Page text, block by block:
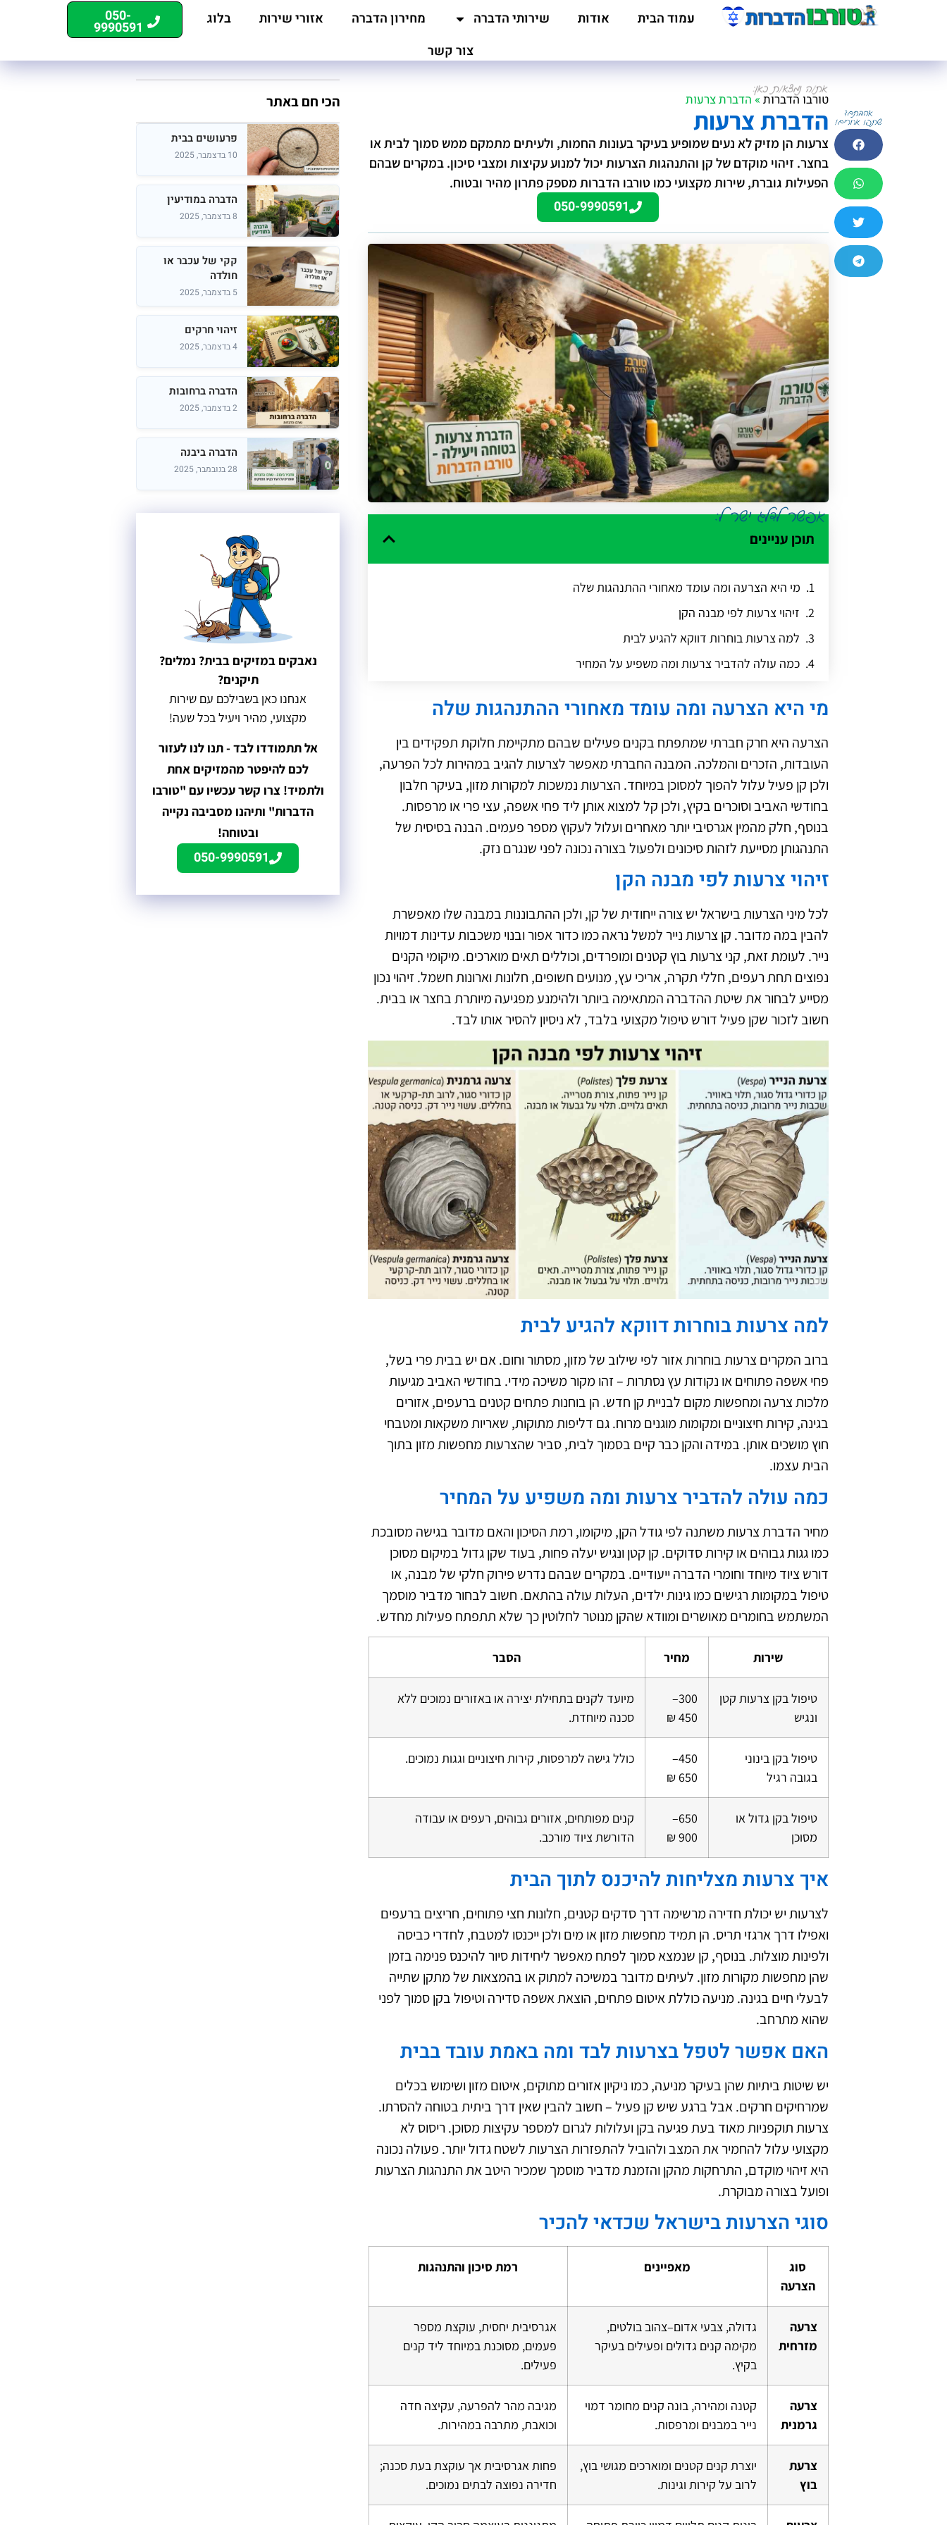
עמוד הבית אודות שירותי הדברה מחירון הדברה אזורי שירות
בלוג
צור קשר
050-
9990591
טורבו הדברות »הדברת צרעות
הדברת צרעות
צרעות הן מזיק לא נעים שמופיע בעיקר בעונות החמות, ולעיתים מתמקם ממש סמוך לבית או
בחצר. זיהוי מוקדם של קן והתנהגות הצרעות יכול למנוע עקיצות ומצבי סיכון. במקרים שבהם
הפעילות גוברת, שירות מקצועי כמו טורבו הדברות מספק פתרון מהיר ובטוח.
050-9990591
תוכן עניינים
מי היא הצרעה ומה עומד מאחורי ההתנהגות שלה
זיהוי צרעות לפי מבנה הקן
למה צרעות בוחרות דווקא להגיע לבית
כמה עולה להדביר צרעות ומה משפיע על המחיר
האם אפשר לטפל בצרעות לבד ומה באמת עובד בבית
סוגי הצרעות בישראל שכדאי להכיר
מי היא הצרעה ומה עומד מאחורי ההתנהגות שלה
הצרעה היא חרק חברתי שמתפתח בקנים פעילים שבהם מתקיימת חלוקת תפקידים בין
העובדות, הזכרים והמלכה. המבנה החברתי מאפשר לצרעות להגיב במהירות לכל הפרעה,
ולכן קן פעיל עלול להפוך למסוכן במיוחד. הצרעות נמשכות למקורות מזון, בעיקר חלבון
בחודשי האביב וסוכרים בקיץ, ולכן קל למצוא אותן ליד פחי אשפה, עצי פרי או מרפסות.
בנוסף, חלק מהמין אגרסיבי יותר מאחרים ועלול לעקוץ מספר פעמים. הבנה בסיסית של
התנהגותן מסייעת לזהות סיכונים ולפעול בצורה נכונה לפני שנגרם נזק.
זיהוי צרעות לפי מבנה הקן
לכל מיני הצרעות בישראל יש צורה ייחודית של קן, ולכן ההתבוננות במבנה שלו מאפשרת
להבין במה מדובר. קן צרעות נייר למשל נראה כמו כדור אפור ובנוי משכבות עדינות דמויות
נייר. לעומת זאת, קני צרעות בוץ קטנים ומופרדים, וכוללים תאים מוארכים. מיקומי הקנים
נפוצים תחת רעפים, חללי תקרה, אריכי עץ, מנועים חשופים, חלונות וארונות חשמל. זיהוי נכון
מסייע לבחור את שיטת ההדברה המתאימה ביותר ולהימנע מפגיעה מיותרת בחצר או בבית.
חשוב לזכור שקן פעיל דורש טיפול מקצועי בלבד, לא ניסיון להסיר אותו לבד.
למה צרעות בוחרות דווקא להגיע לבית
ברוב המקרים צרעות בוחרות אזור לפי שילוב של מזון, מסתור וחום. אם יש בבית פרי בשל,
פחי אשפה פתוחים או נקודות עץ נסתרות – זהו מקור משיכה מידי. בחודשי האביב מגיעות
מלכות צרעה ומחפשות מקום לבניית קן חדש. הן בוחנות פתחים קטנים ברעפים, אזורים
בגינה, קירות חיצוניים ומקומות מוגנים מרוח. גם דליפות מתוקות, שאריות משקאות ומטבחי
חוץ מושכים אותן. במידה והקן כבר קיים בסמוך לבית, סביר שהצרעות מחפשות מזון בתוך
הבית עצמו.
כמה עולה להדביר צרעות ומה משפיע על המחיר
מחיר הדברת צרעות משתנה לפי גודל הקן, מיקומו, רמת הסיכון והאם מדובר בגישה מסובכת
כמו גגות גבוהים או קירות סדוקים. קן קטן ונגיש יעלה פחות, בעוד שקן גדול במיקום מסוכן
דורש ציוד מיוחד וחומרי הדברה ייעודיים. במקרים שבהם נדרש פירוק חלקי של מבנה, או
טיפול במקומות רגישים כמו גינות ילדים, העלות עולה בהתאם. חשוב לבחור מדביר מוסמך
המשתמש בחומרים מאושרים ומוודא שהקן מנוטר לחלוטין כך שלא תתפתח פעילות מחדש.
שירות מחיר הסבר
טיפול בקן צרעות קטן
ונגיש
300–
450 ₪
מיועד לקנים בתחילת יצירה או באזורים נמוכים ללא
סכנה מיוחדת.
טיפול בקן בינוני
בגובה רגיל
450–
650 ₪
כולל גישה למרפסות, קירות חיצוניים וגגות נמוכים.
טיפול בקן גדול או
מסוכן
650–
900 ₪
קנים מפותחים, אזורים גבוהים, רעפים או עבודה
הדורשת ציוד מורכב.
איך צרעות מצליחות להיכנס לתוך הבית
לצרעות יש יכולת חדירה מרשימה דרך סדקים קטנים, חלונות חצי פתוחים, חריצים ברעפים
ואפילו דרך ארגזי תריס. הן תמיד מחפשות מזון או מים ולכן ייכנסו למטבח, לחדרי כביסה
ולפינות מוצלות. בנוסף, קן שנמצא סמוך לפתח מאפשר ליחידות סיור להיכנס פנימה בזמן
שהן מחפשות מקורות מזון. לעיתים מדובר במשיכה למתוק או בהמצאות של מתקן שתייה
לבעלי חיים בגינה. מניעה כוללת איטום פתחים, הוצאת אשפה סדירה וטיפול בקן סמוך לפני
שהוא מתרחב.
האם אפשר לטפל בצרעות לבד ומה באמת עובד בבית
יש שיטות ביתיות שהן בעיקר מניעה, כמו ניקיון אזורים מתוקים, איטום מזון ושימוש בכלים
שמרחיקים חרקים. אבל ברגע שיש קן פעיל – חשוב להבין שאין דרך ביתית בטוחה להסרתו.
צרעות תוקפניות מאוד בעת פגיעה בקן ועלולות לגרום למספר עקיצות מסוכן. ריסוס לא
מקצועי עלול להחמיר את המצב ולהוביל להתפזרות הצרעות לשטח גדול יותר. פעולה נכונה
היא זיהוי מוקדם, התרחקות מהקן והזמנת מדביר מוסמך שמכיר היטב את התנהגות הצרעות
ופועל בצורה מבוקרת.
סוגי הצרעות בישראל שכדאי להכיר
סוג
הצרעה
מאפיינים רמת סיכון והתנהגות
צרעה
מזרחית
גדולה, צבעי אדום–צהוב בולטים,
מקימה קנים גדולים ופעילים בעיקר
בקיץ.
אגרסיבית יחסית, עוקצת מספר
פעמים, מסוכנת במיוחד ליד קנים
פעילים.
צרעה
גרמנית
קטנה ומהירה, בונה קנים מחומר דמוי
נייר במבנים ומרפסות.
מגיבה מהר להפרעה, עקיצה חדה
וכואבת, מתרבה במהירות.
צרעת
בוץ
יוצרת קנים קטנים ומוארכים מגושי בוץ,
לרוב על קירות וגינות.
פחות אגרסיבית אך עוקצת בעת סכנה;
חדירה נפוצה לבתים נמוכים.
הכי חם באתר
פרעושים בבית
10 בדצמבר, 2025
הדברה במודיעין
8 בדצמבר, 2025
קקי של עכבר או
חולדה
5 בדצמבר, 2025
זיהוי חרקים
4 בדצמבר, 2025
הדברה ברחובות
2 בדצמבר, 2025
הדברה ביבנה
28 בנובמבר, 2025
נאבקים במזיקים בבית? נמלים?
תיקנים?
אנחנו כאן בשבילכם עם שירות
מקצועי, מהיר ויעיל בכל שעה!
אל תתמודדו לבד - תנו לנו לעזור
לכם להיפטר מהמזיקים אחת
ולתמיד! צרו קשר עכשיו עם "טורבו
הדברות" ותיהנו מסביבה נקייה
ובטוחה!
050-9990591